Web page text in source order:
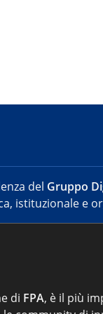
del Gruppo
istituzionale e
di FPA, è il più